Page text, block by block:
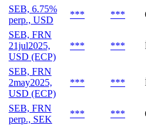
SEB, 6.75%
perp., USD
*** ***
SEB, FRN
21jul2025,
USD (ECP)
*** ***
SEB, FRN
2may2025,
USD (ECP)
*** ***
SEB, FRN
perp., SEK
*** ***